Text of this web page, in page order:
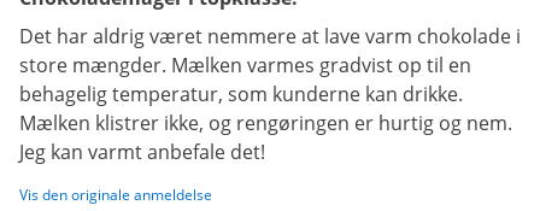
Det har aldrig været nemmere at lave varm chokolade i
store mængder. Mælken varmes gradvist op til en
behagelig temperatur, som kunderne kan drikke.
Mælken klistrer ikke, og rengøringen er hurtig og nem.
Jeg kan varmt anbefale det!
Vis den originale anmeldelse